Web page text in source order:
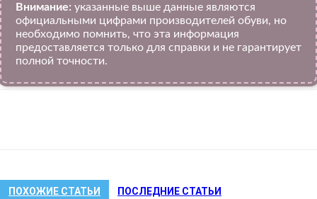
Внимание: указанные выше данные являются
официальными цифрами производителей обуви, но
необходимо помнить, что эта информация
предоставляется только для справки и не гарантирует
полной точности.
ПОХОЖИЕ СТАТЬИ ПОСЛЕДНИЕ СТАТЬИ